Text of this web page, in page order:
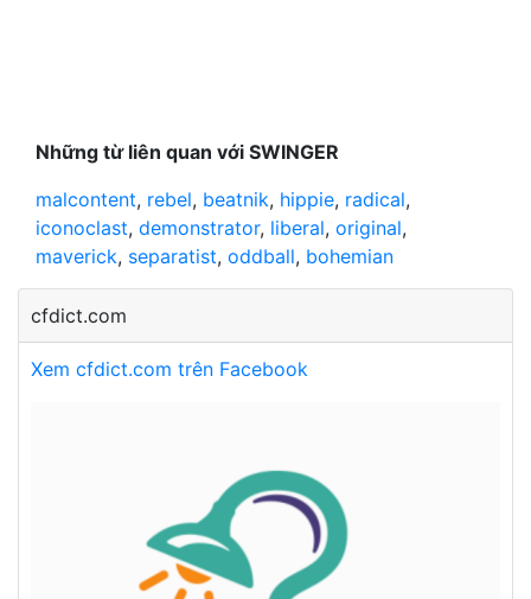
Những từ liên quan với SWINGER
malcontent, rebel, beatnik, hippie, radical,
iconoclast, demonstrator, liberal, original,
maverick, separatist, oddball, bohemian
cfdict.com
Xem cfdict.com trên Facebook